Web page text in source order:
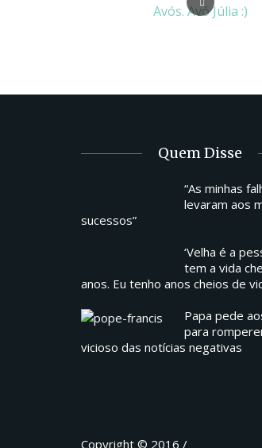
Quem Disse
“As minhas
levaram aos
sucessos”
‘Velha é a
tem a vida
anos. Eu tenho anos cheios de
Papa pede
para
vicioso das notícias negativas
Copyright © 2016 /